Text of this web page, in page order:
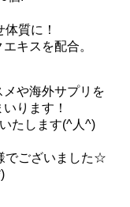
質に！
キスを配合。
や海外サプリを
ります！
たします(^人^)
でございました☆